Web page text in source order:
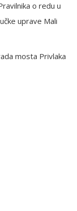
o redu u
uprave Mali
mosta Privlaka